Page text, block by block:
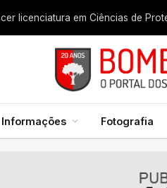
Informações Fotografia